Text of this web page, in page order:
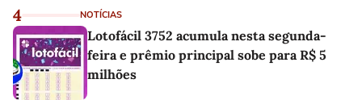
4 NOTÍCIAS
Lotofácil 3752 acumula nesta segunda-
feira e prêmio principal sobe para R$ 5
milhões